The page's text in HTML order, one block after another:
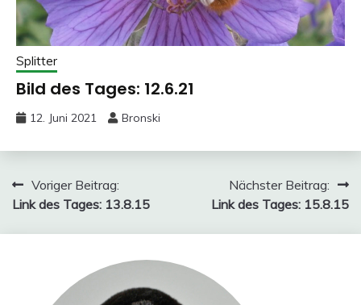
Splitter
Bild des Tages: 12.6.21
12. Juni 2021 Bronski
Beitragsnavigation
Voriger Beitrag:
Link des Tages: 13.8.15
Nächster Beitrag:
Link des Tages: 15.8.15